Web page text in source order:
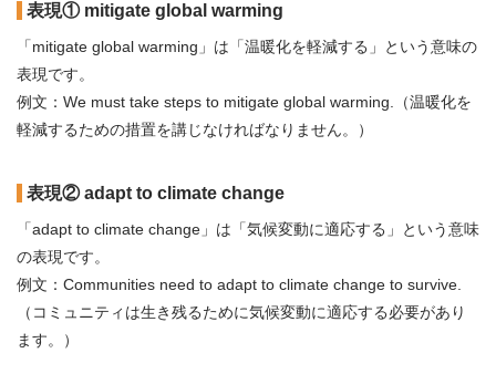
表現① mitigate global warming
「mitigate global warming」は「温暖化を軽減する」という意味の
表現です。
例文：We must take steps to mitigate global warming.（温暖化を
軽減するための措置を講じなければなりません。）
表現② adapt to climate change
「adapt to climate change」は「気候変動に適応する」という意味
の表現です。
例文：Communities need to adapt to climate change to survive.
（コミュニティは生き残るために気候変動に適応する必要があり
ます。）